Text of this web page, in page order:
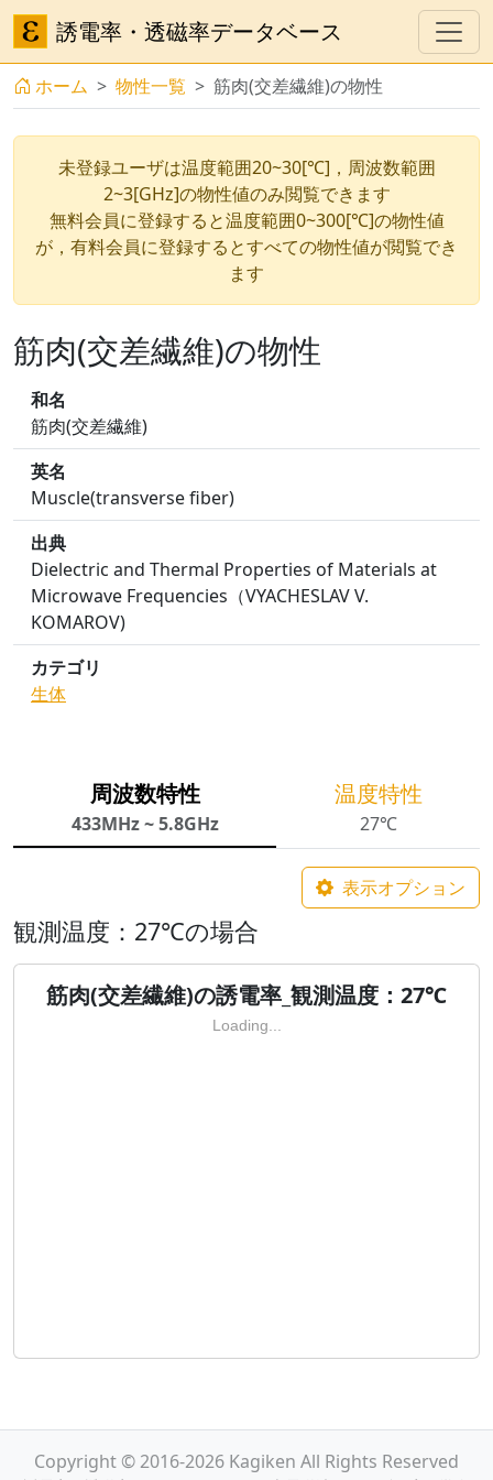
誘電率・透磁率データベース
ホーム 物性一覧 筋肉(交差繊維)の物性
未登録ユーザは温度範囲20~30[℃]，周波数範囲
2~3[GHz]の物性値のみ閲覧できます
無料会員に登録すると温度範囲0~300[℃]の物性値
が，有料会員に登録するとすべての物性値が閲覧でき
ます
筋肉(交差繊維)の物性
和名
筋肉(交差繊維)
英名
Muscle(transverse fiber)
出典
Dielectric and Thermal Properties of Materials at
Microwave Frequencies（VYACHESLAV V.
KOMAROV)
カテゴリ
生体
周波数特性
433MHz ~ 5.8GHz
温度特性
27℃
表示オプション
観測温度：27℃の場合
筋肉(交差繊維)の誘電率_観測温度：27℃
Loading...
Copyright © 2016-2026 Kagiken All Rights Reserved